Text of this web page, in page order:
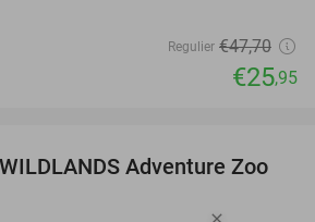
Regulier €47,70
€25,95
24%
Adventure Zoo